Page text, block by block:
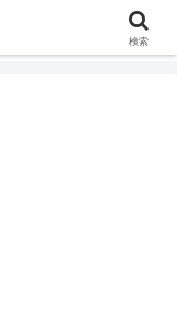
とを、実際にやってみた
検索